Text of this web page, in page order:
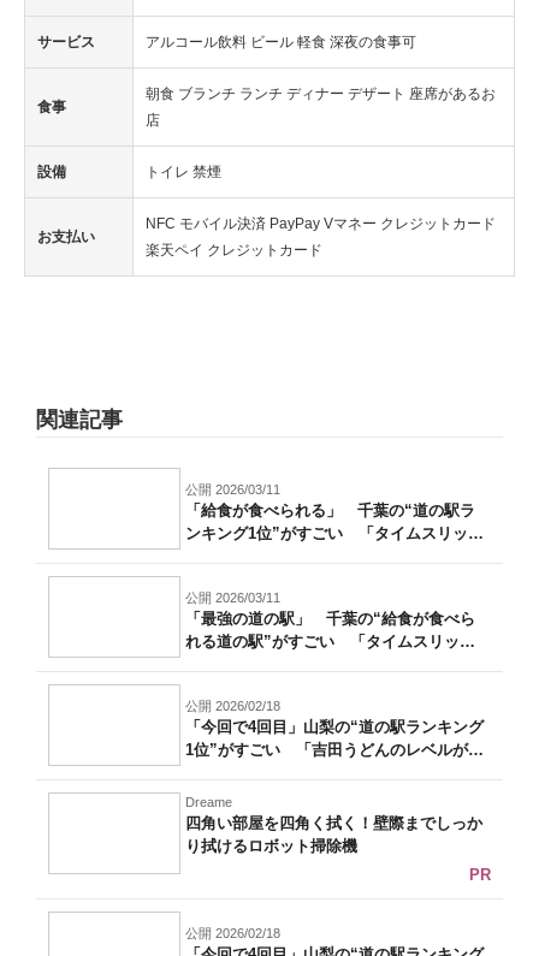
サービス アルコール飲料 ビール 軽食 深夜の食事可
食事
朝食 ブランチ ランチ ディナー デザート 座席があるお
店
設備 トイレ 禁煙
お支払い
NFC モバイル決済 PayPay Vマネー クレジットカード
楽天ペイ クレジットカード
関連記事
公開 2026/03/11
「給食が食べられる」 千葉の“道の駅ラ
ンキング1位”がすごい 「タイムスリップ
公開 2026/03/11
「最強の道の駅」 千葉の“給食が食べら
れる道の駅”がすごい 「タイムスリップ
公開 2026/02/18
「今回で4回目」山梨の“道の駅ランキング
1位”がすごい 「吉田うどんのレベルが
Dreame
四角い部屋を四角く拭く！壁際までしっか
り拭けるロボット掃除機
PR
公開 2026/02/18